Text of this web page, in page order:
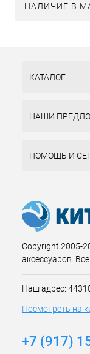
НАЛИЧИЕ В
КАТАЛОГ
НАШИ
ПОМОЩЬ И
Copyright 2005-
аксессуаров.
Наш адрес:
Посмотреть на
+7 (917)